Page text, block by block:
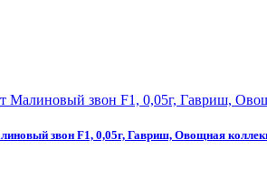
звон F1, 0,05г, Гавриш, Овощная